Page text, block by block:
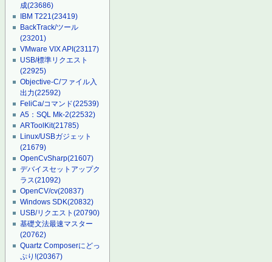
成(23686)
IBM T221(23419)
BackTrack/ツール
(23201)
VMware VIX API(23117)
USB/標準リクエスト
(22925)
Objective-C/ファイル入
出力(22592)
FeliCa/コマンド(22539)
A5：SQL Mk-2(22532)
ARToolKit(21785)
Linux/USBガジェット
(21679)
OpenCvSharp(21607)
デバイスセットアップク
ラス(21092)
OpenCV/cv(20837)
Windows SDK(20832)
USB/リクエスト(20790)
基礎文法最速マスター
(20762)
Quartz Composerにどっ
ぷり!(20367)